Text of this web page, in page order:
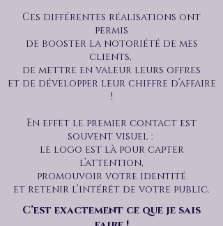
Ces différentes réalisations ont
permis
de booster la notoriété de mes
clients,
de mettre en valeur leurs offres
et de développer leur chiffre d’affaire
!
En effet le premier contact est
souvent visuel :
le logo est là pour capter
l’attention,
promouvoir votre identité
et retenir l’intérêt de votre public.
C’est exactement ce que je sais